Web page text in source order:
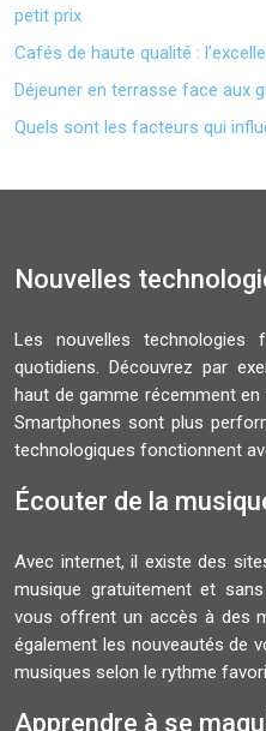
petit prix
Cafés de haute qualité :
Déjeuner en terrasse face aux
Quels sont les facteurs qui
Nouvelles
Les nouvelles
quotidiens. Découvrez par
haut de gamme récemment en
Smartphones sont plus
technologiques fonctionnent
Écouter de la
Avec internet, il existe des
musique gratuitement et
vous offrent un accès à des
également les nouveautés de
musiques selon le rythme
Apprendre à se